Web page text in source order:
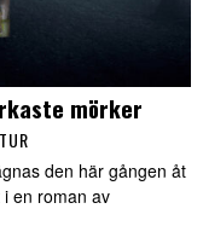
mörker
den här gången åt
en roman av